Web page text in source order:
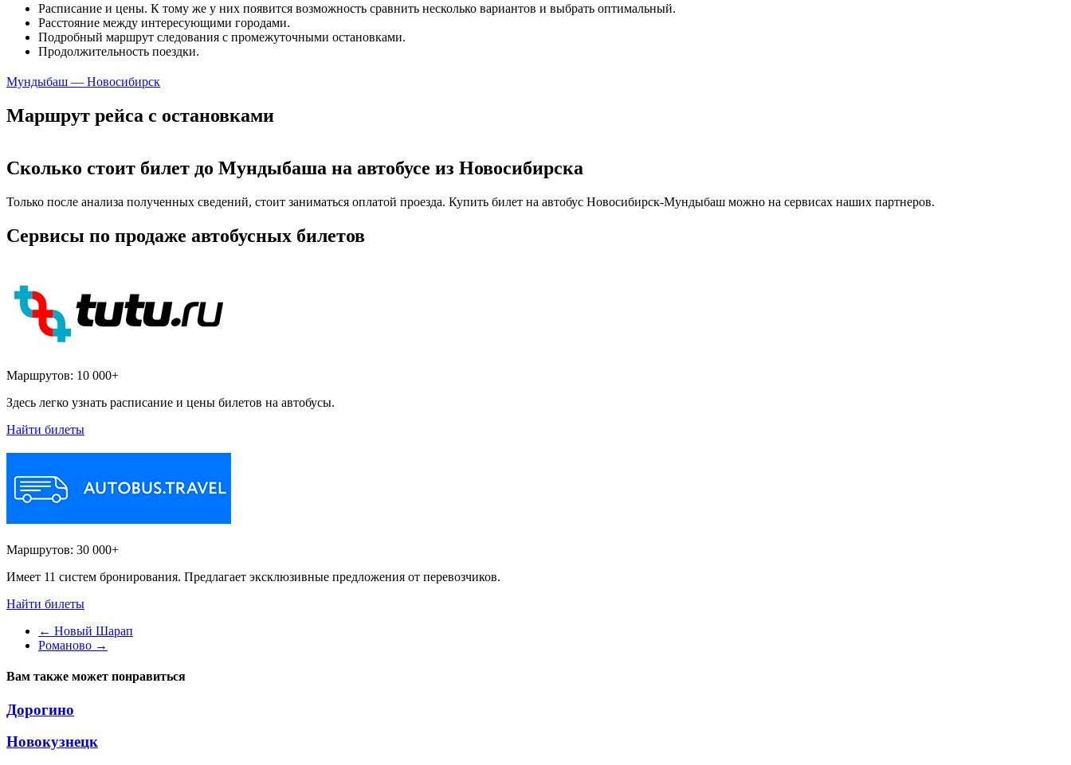
Расписание и цены. К тому же у них появится возможность сравнить несколько вариантов и выбрать оптимальный.
Расстояние между интересующими городами.
Подробный маршрут следования с промежуточными остановками.
Продолжительность поездки.
Мундыбаш — Новосибирск
Маршрут рейса с остановками
Сколько стоит билет до Мундыбаша на автобусе из Новосибирска
Только после анализа полученных сведений, стоит заниматься оплатой проезда. Купить билет на автобус Новосибирск-Мундыбаш можно на сервисах наших партнеров.
Сервисы по продаже автобусных билетов
Маршрутов: 10 000+
Здесь легко узнать расписание и цены билетов на автобусы.
Найти билеты
Маршрутов: 30 000+
Имеет 11 систем бронирования. Предлагает эксклюзивные предложения от перевозчиков.
Найти билеты
← Новый Шарап
Романово →
Вам также может понравиться
Дорогино
Новокузнецк